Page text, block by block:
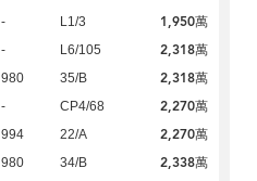
- L1/3 1,950萬
- L6/105 2,318萬
980 35/B 2,318萬
- CP4/68 2,270萬
994 22/A 2,270萬
980 34/B 2,338萬